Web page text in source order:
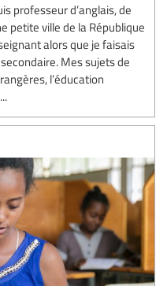
professeur d’anglais, de
petite ville de la République
alors que je faisais
Mes sujets de
l’éducation